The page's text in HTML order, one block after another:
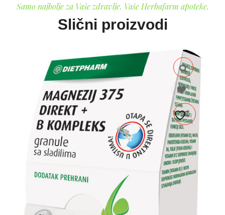
Samo najbolje za Vaše zdravlje. Vaše Herbafarm apoteke.
Slični proizvodi